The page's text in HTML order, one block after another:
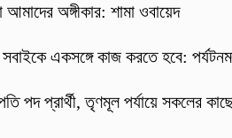
আমাদের অঙ্গীকার: শামা ওবায়েদ
একসঙ্গে কাজ করতে হবে:
পদ প্রার্থী, তৃণমূল পর্যায়ে সকলের